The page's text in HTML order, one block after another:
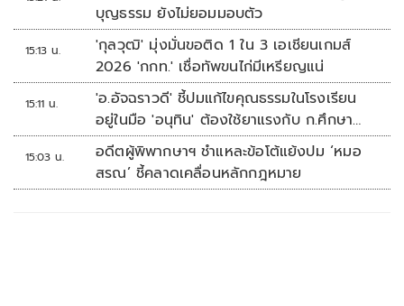
บุญธรรม ยังไม่ยอมมอบตัว
15:13 น.
'กุลวุฒิ' มุ่งมั่นขอติด 1 ใน 3 เอเชียนเกมส์
2026 'กกท.' เชื่อทัพขนไก่มีเหรียญแน่
15:11 น.
'อ.อัจฉราวดี' ชี้ปมแก้ไขคุณธรรมในโรงเรียน
อยู่ในมือ 'อนุทิน' ต้องใช้ยาแรงกับ ก.ศึกษา
เรื่องปืนแค่ปลายเหตุ
15:03 น.
อดีตผู้พิพากษาฯ ชำแหละข้อโต้แย้งปม ‘หมอ
สรณ’ ชี้คลาดเคลื่อนหลักกฎหมาย